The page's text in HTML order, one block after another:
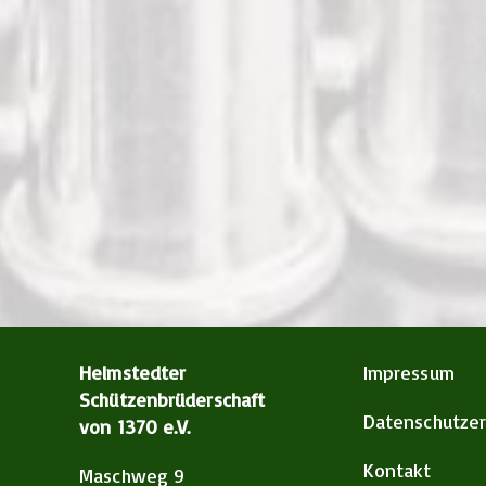
Helmstedter
Schützenbrüderschaft
von 1370 e.V.
Maschweg 9
Impressum
Kontakt